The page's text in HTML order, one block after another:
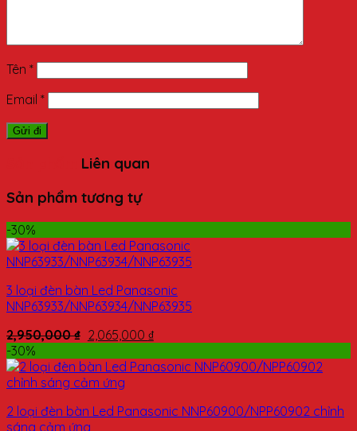
Tên *
Email *
Liên quan
Sản phẩm tương tự
-30%
3 loại đèn bàn Led Panasonic
NNP63933/NNP63934/NNP63935
2,950,000₫ 2,065,000 ₫
-30%
2 loại đèn bàn Led Panasonic NNP60900/NPP60902 chỉnh
sáng cảm ứng